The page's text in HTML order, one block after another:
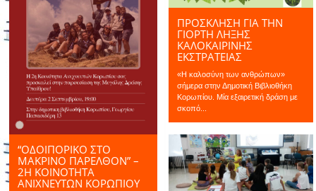
“ΟΔΟΙΠΟΡΙΚΌ ΣΤΟ
ΜΑΚΡΙΝΌ ΠΑΡΕΛΘΌΝ” –
2Η ΚΟΙΝΌΤΗΤΑ
ΑΝΙΧΝΕΥΤΏΝ ΚΟΡΩΠΊΟΥ
ΠΡΟΣΚΛΗΣΗ ΓΙΑ ΤΗΝ
ΓΙΟΡΤΗ ΛΗΞΗΣ
ΚΑΛΟΚΑΙΡΙΝΉΣ
ΕΚΣΤΡΑΤΕΊΑΣ
«Η καλοσύνη των ανθρώπων»
σήμερα στην Δημοτική Βιβλιοθήκη
Κορωπίου. Μία εξαιρετική δράση με
σκοπό...